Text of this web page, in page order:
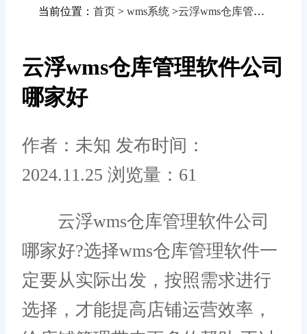
当前位置： 首页 > wms系统 >云浮wms仓库管理软件公司哪家好
云浮wms仓库管理软件公司
哪家好
作者：未知 发布时间：
2024.11.25 浏览量：61
云浮wms仓库管理软件公司
哪家好?选择wms仓库管理软件一
定要从实际出发，按照需求进行
选择，才能提高店铺运营效率，